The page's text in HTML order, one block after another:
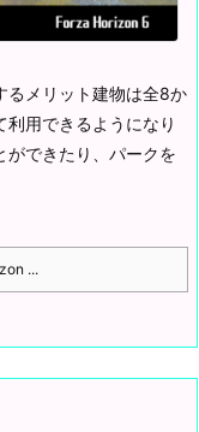
るメリット建物は全8か
用できるようになり
ができたり、パークを
...